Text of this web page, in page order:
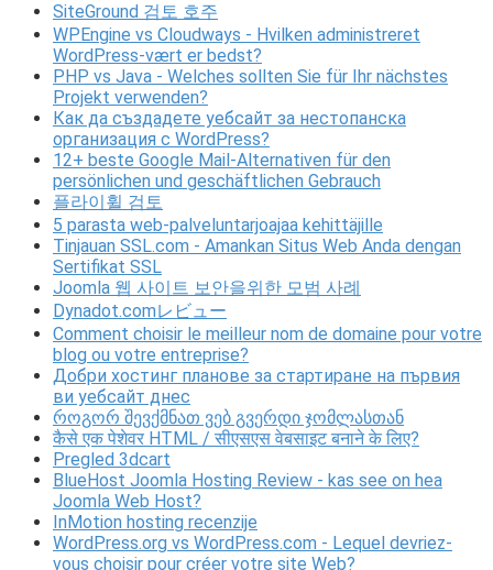
SiteGround 검토 호주
WPEngine vs Cloudways - Hvilken administreret
WordPress-vært er bedst?
PHP vs Java - Welches sollten Sie für Ihr nächstes
Projekt verwenden?
Как да създадете уебсайт за нестопанска
организация с WordPress?
12+ beste Google Mail-Alternativen für den
persönlichen und geschäftlichen Gebrauch
플라이휠 검토
5 parasta web-palveluntarjoajaa kehittäjille
Tinjauan SSL.com - Amankan Situs Web Anda dengan
Sertifikat SSL
Joomla 웹 사이트 보안을위한 모범 사례
Dynadot.comレビュー
Comment choisir le meilleur nom de domaine pour votre
blog ou votre entreprise?
Добри хостинг планове за стартиране на първия
ви уебсайт днес
როგორ შევქმნათ ვებ გვერდი ჯომლასთან
कैसे एक पेशेवर HTML / सीएसएस वेबसाइट बनाने के लिए?
Pregled 3dcart
BlueHost Joomla Hosting Review - kas see on hea
Joomla Web Host?
InMotion hosting recenzije
WordPress.org vs WordPress.com - Lequel devriez-
vous choisir pour créer votre site Web?